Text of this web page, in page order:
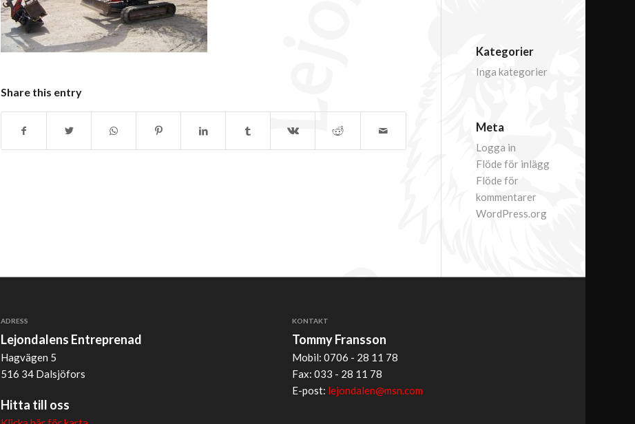
Share this entry
Kategorier
Inga kategorier
Meta
Logga in
Flöde för inlägg
Flöde för
kommentarer
WordPress.org
ADRESS
Lejondalens Entreprenad
Hagvägen 5
516 34 Dalsjöfors
Hitta till oss
KONTAKT
Tommy Fransson
Mobil: 0706 - 28 11 78
Fax: 033 - 28 11 78
E-post: lejondalen@msn.com